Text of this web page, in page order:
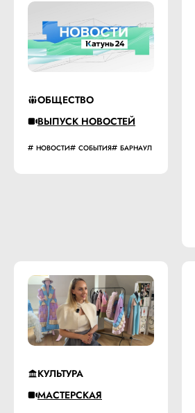
ОБЩЕСТВО
ВЫПУСК НОВОСТЕЙ
НОВОСТИ СОБЫТИЯ БАРНАУЛ
КУЛЬТУРА
МАСТЕРСКАЯ